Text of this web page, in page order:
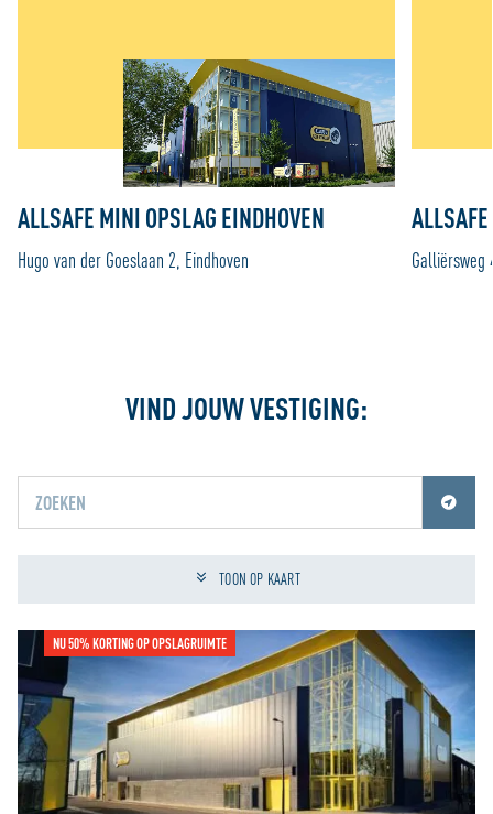
ALLSAFE MINI OPSLAG EINDHOVEN
Hugo van der Goeslaan 2, Eindhoven Galliërsweg
VIND JOUW VESTIGING:
Schakel jouw locatiediensten in om deze functie te gebruiken.
TOON OP KAART
NU 50% KORTING OP OPSLAGRUIMTE